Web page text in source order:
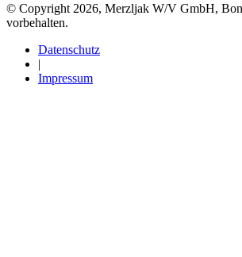
© Copyright 2026, Merzljak W/V GmbH,
vorbehalten.
Datenschutz
|
Impressum